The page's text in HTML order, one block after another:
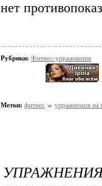
нет
Рубрики: Фитнес-упражнения
Метки: фитнес упражнения на